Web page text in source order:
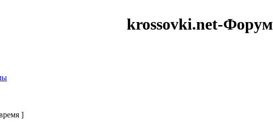
krossovki.net-Форум
]